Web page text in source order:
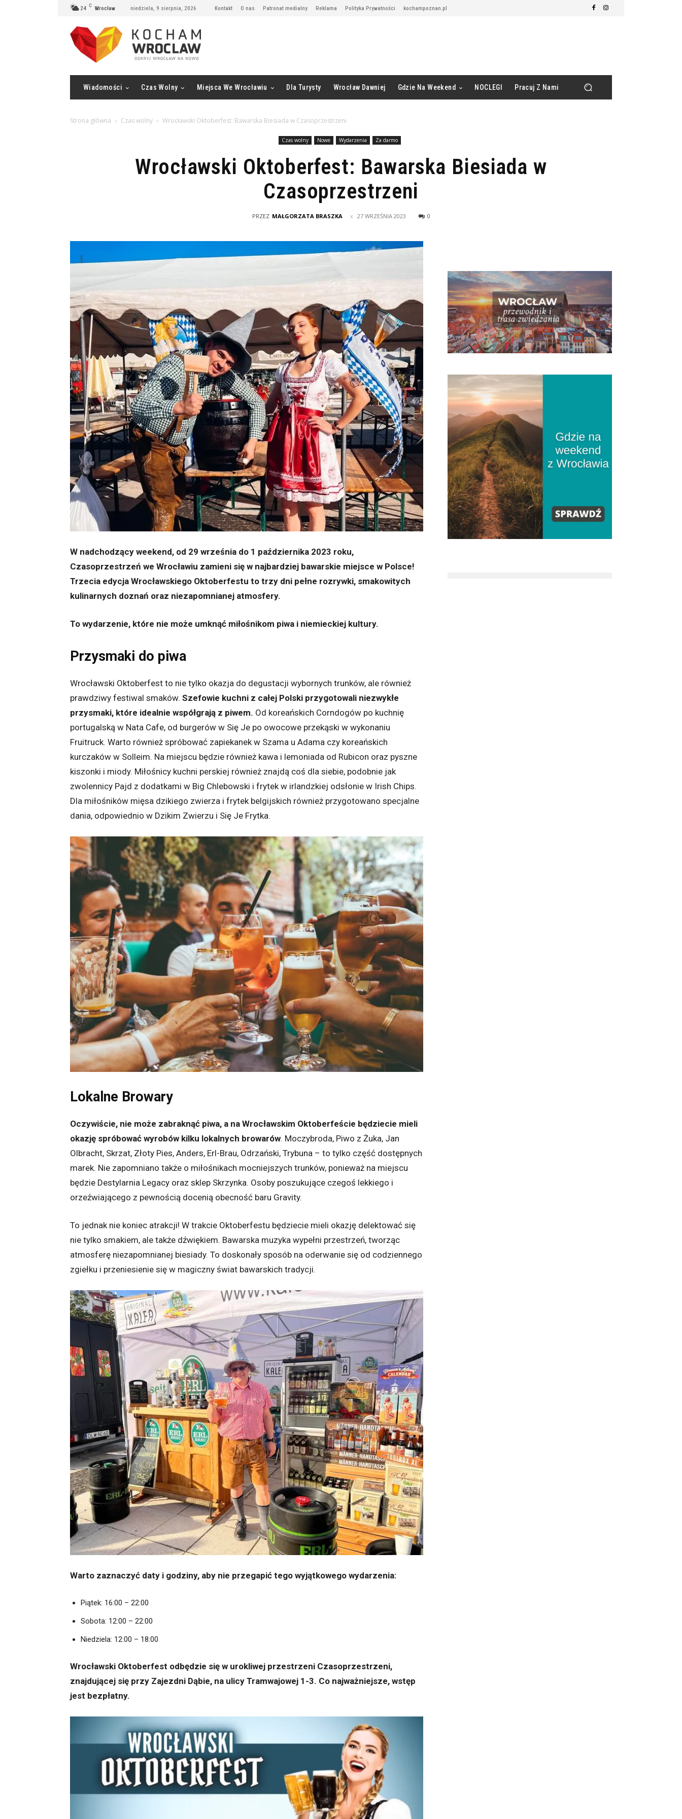
24 C Wrocław niedziela, 9 sierpnia, 2026 Kontakt O nas Patronat medialny Reklama Polityka Prywatności kochampoznan.pl
Wiadomości Czas Wolny Miejsca We Wrocławiu Dla Turysty Wrocław Dawniej Gdzie Na Weekend NOCLEGI Pracuj Z Nami
Strona główna Czas wolny Wrocławski Oktoberfest: Bawarska Biesiada w Czasoprzestrzeni
Czas wolny Nowe Wydarzenia Za darmo
Wrocławski Oktoberfest: Bawarska Biesiada w
Czasoprzestrzeni
PRZEZ MAŁGORZATA BRASZKA 27 WRZEŚNIA 2023 0
W nadchodzący weekend, od 29 września do 1 października 2023 roku,
Czasoprzestrzeń we Wrocławiu zamieni się w najbardziej bawarskie miejsce w Polsce!
Trzecia edycja Wrocławskiego Oktoberfestu to trzy dni pełne rozrywki, smakowitych
kulinarnych doznań oraz niezapomnianej atmosfery.
To wydarzenie, które nie może umknąć miłośnikom piwa i niemieckiej kultury.
Przysmaki do piwa
Wrocławski Oktoberfest to nie tylko okazja do degustacji wybornych trunków, ale również
prawdziwy festiwal smaków. Szefowie kuchni z całej Polski przygotowali niezwykłe
przysmaki, które idealnie współgrają z piwem. Od koreańskich Corndogów po kuchnię
portugalską w Nata Cafe, od burgerów w Się Je po owocowe przekąski w wykonaniu
Fruitruck. Warto również spróbować zapiekanek w Szama u Adama czy koreańskich
kurczaków w Solleim. Na miejscu będzie również kawa i lemoniada od Rubicon oraz pyszne
kiszonki i miody. Miłośnicy kuchni perskiej również znajdą coś dla siebie, podobnie jak
zwolennicy Pajd z dodatkami w Big Chlebowski i frytek w irlandzkiej odsłonie w Irish Chips.
Dla miłośników mięsa dzikiego zwierza i frytek belgijskich również przygotowano specjalne
dania, odpowiednio w Dzikim Zwierzu i Się Je Frytka.
Lokalne Browary
Oczywiście, nie może zabraknąć piwa, a na Wrocławskim Oktoberfeście będziecie mieli
okazję spróbować wyrobów kilku lokalnych browarów. Moczybroda, Piwo z Żuka, Jan
Olbracht, Skrzat, Złoty Pies, Anders, Erl-Brau, Odrzański, Trybuna – to tylko część dostępnych
marek. Nie zapomniano także o miłośnikach mocniejszych trunków, ponieważ na miejscu
będzie Destylarnia Legacy oraz sklep Skrzynka. Osoby poszukujące czegoś lekkiego i
orzeźwiającego z pewnością docenią obecność baru Gravity.
To jednak nie koniec atrakcji! W trakcie Oktoberfestu będziecie mieli okazję delektować się
nie tylko smakiem, ale także dźwiękiem. Bawarska muzyka wypełni przestrzeń, tworząc
atmosferę niezapomnianej biesiady. To doskonały sposób na oderwanie się od codziennego
zgiełku i przeniesienie się w magiczny świat bawarskich tradycji.
Warto zaznaczyć daty i godziny, aby nie przegapić tego wyjątkowego wydarzenia:
Piątek: 16:00 – 22:00
Sobota: 12:00 – 22:00
Niedziela: 12:00 – 18:00
Wrocławski Oktoberfest odbędzie się w urokliwej przestrzeni Czasoprzestrzeni,
znajdującej się przy Zajezdni Dąbie, na ulicy Tramwajowej 1-3. Co najważniejsze, wstęp
jest bezpłatny.